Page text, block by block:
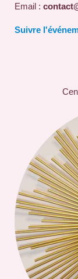
Email :
Suivre